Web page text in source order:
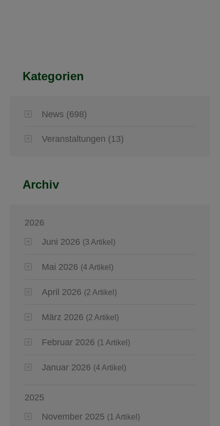
Kategorien
News (698)
Veranstaltungen (13)
Archiv
2026
Juni 2026 (3 Artikel)
Mai 2026 (4 Artikel)
April 2026 (2 Artikel)
März 2026 (2 Artikel)
Februar 2026 (1 Artikel)
Januar 2026 (4 Artikel)
2025
November 2025 (1 Artikel)